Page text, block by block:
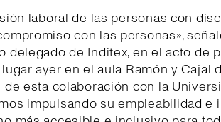
laboral de las personas con
con las personas»,
delegado de Inditex, en el acto de
ayer en el aula Ramón y Cajal
de esta colaboración con la
impulsando su empleabilidad e